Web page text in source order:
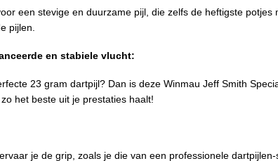
een stevige en duurzame pijl, die zelfs de heftigste
pijlen.
en stabiele vlucht:
23 gram dartpijl? Dan is deze Winmau Jeff Smith
het beste uit je prestaties haalt!
je de grip, zoals je die van een professionele